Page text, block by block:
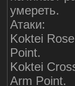
умереть.
Атаки:
Koktei
Point.
Koktei
Arm Point.